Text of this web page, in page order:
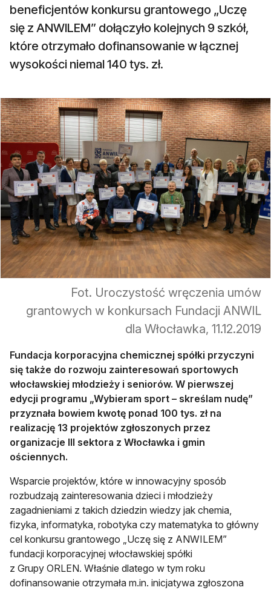
beneficjentów konkursu grantowego „Uczę
się z ANWILEM” dołączyło kolejnych 9 szkół,
które otrzymało dofinansowanie w łącznej
wysokości niemal 140 tys. zł.
Fot. Uroczystość wręczenia umów
grantowych w konkursach Fundacji ANWIL
dla Włocławka, 11.12.2019
Fundacja korporacyjna chemicznej spółki przyczyni
się także do rozwoju zainteresowań sportowych
włocławskiej młodzieży i seniorów. W pierwszej
edycji programu „Wybieram sport – skreślam nudę”
przyznała bowiem kwotę ponad 100 tys. zł na
realizację 13 projektów zgłoszonych przez
organizacje III sektora z Włocławka i gmin
ościennych.
Wsparcie projektów, które w innowacyjny sposób
rozbudzają zainteresowania dzieci i młodzieży
zagadnieniami z takich dziedzin wiedzy jak chemia,
fizyka, informatyka, robotyka czy matematyka to główny
cel konkursu grantowego „Uczę się z ANWILEM”
fundacji korporacyjnej włocławskiej spółki
z Grupy ORLEN. Właśnie dlatego w tym roku
dofinansowanie otrzymała m.in. inicjatywa zgłoszona